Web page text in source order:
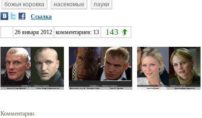
божья коровка
насекомые
пауки
Ссылка
26 января 2012 комментариев: 13 143
Комментарии: